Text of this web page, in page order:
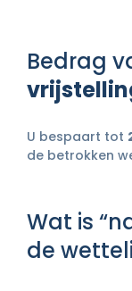
Bedrag
U bespaart tot
de betrokken
Wat is
de